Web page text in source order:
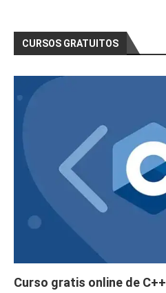
CURSOS GRATUITOS
Curso gratis online de C++